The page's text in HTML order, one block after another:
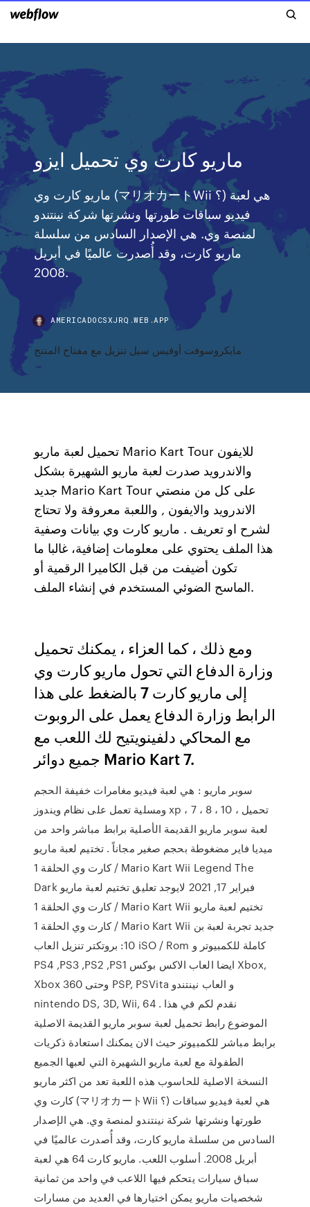
ماريو كارت وي تحميل ايزو
ماريو كارت وي (マリオカートWii ؟) هي لعبة
فيديو سباقات طورتها ونشرتها شركة نينتندو
لمنصة وي. هي الإصدار السادس من سلسلة
ماريو كارت، وقد أُصدرت عالميًا في أبريل
2008.
AMERICADOCSXJRQ.WEB.APP
مايكروسوفت أوفيس سيل تنزيل مع مفتاح المنتج
تحميل لعبة ماريو Mario Kart Tour للايفون
والاندرويد صدرت لعبة ماريو الشهيرة بشكل
جديد Mario Kart Tour على كل من منصتي
الاندرويد والايفون , واللعبة معروفة ولا تحتاج
لشرح او تعريف . ماريو كارت وي بيانات وصفية
هذا الملف يحتوي على معلومات إضافية، غالبا ما
تكون أضيفت من قبل الكاميرا الرقمية أو
الماسح الضوئي المستخدم في إنشاء الملف.
ومع ذلك ، كما العزاء ، يمكنك تحميل
وزارة الدفاع التي تحول ماريو كارت وي
إلى ماريو كارت 7 بالضغط على هذا
الرابط وزارة الدفاع يعمل على الروبوت
مع المحاكي دلفينويتيح لك اللعب مع
جميع دوائر Mario Kart 7.
سوبر ماريو : هي لعبة فيديو مغامرات خفيفة الحجم
ومسلية تعمل على نظام ويندوز xp ، 7 ، 8 ، 10 ، تحميل
لعبة سوبر ماريو القديمة الأصلية برابط مباشر واحد من
ميديا فاير مضغوطة بحجم صغير مجاناً . تختيم لعبة ماريو
كارت وي الحلقة 1 / Mario Kart Wii Legend The
Dark فبراير 17, 2021 لايوجد تعليق تختيم لعبة ماريو
كارت وي الحلقة 1 / Mario Kart Wii تختيم لعبة ماريو
كارت وي الحلقة 1 / Mario Kart Wii جديد تجربة لعبة بن
10: بروتكتر تنزيل العاب iSO / Rom كاملة للكمبيوتر و
PS4 ,PS3 ,PS2 ,PS1 ايضا العاب الاكس بوكس Xbox,
Xbox 360 وحتى PSP, PSVita و العاب نينتندو
nintendo DS, 3D, Wii, 64 . نقدم لكم في هذا
الموضوع رابط تحميل لعبة سوبر ماريو القديمة الاصلية
برابط مباشر للكمبيوتر حيث الان يمكنك استعادة ذكريات
الطفولة مع لعبة ماريو الشهيرة التي لعبها الجميع
النسخة الاصلية للحاسوب هذه اللعبة تعد من اكثر ماريو
كارت وي (マリオカートWii ؟) هي لعبة فيديو سباقات
طورتها ونشرتها شركة نينتندو لمنصة وي. هي الإصدار
السادس من سلسلة ماريو كارت، وقد أُصدرت عالميًا في
أبريل 2008. أسلوب اللعب. ماريو كارت 64 هي لعبة
سباق سيارات يتحكم فيها اللاعب في واحد من ثمانية
شخصيات ماريو يمكن اختيارها في العديد من مسارات